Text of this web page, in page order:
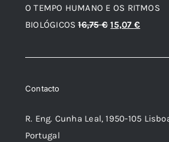
era:
27,22 €.
é:
24,50 €.
O TEMPO HUMANO E OS RITMOS
BIOLÓGICOS 16,75€ O
original
15,07 €O
atual
Contacto
R. Eng. Cunha Leal, 1950-105
Portugal